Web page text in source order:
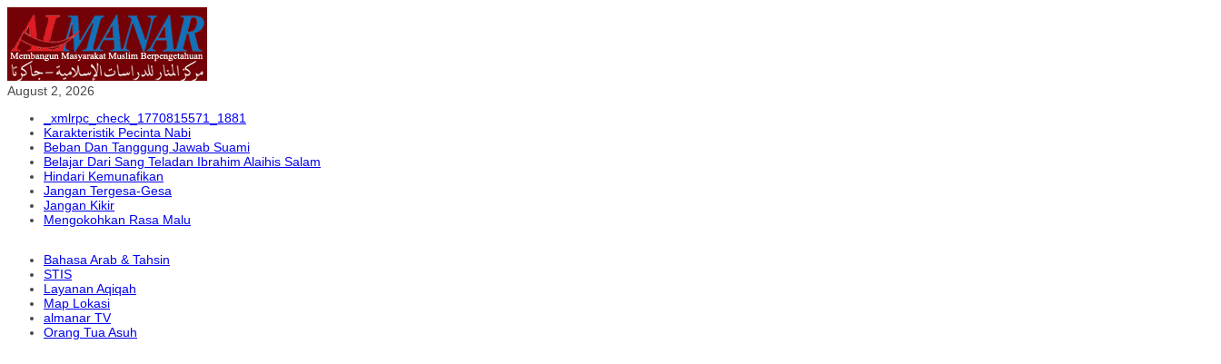
August 2, 2026
_xmlrpc_check_1770815571_1881
Karakteristik Pecinta Nabi
Beban Dan Tanggung Jawab Suami
Belajar Dari Sang Teladan Ibrahim Alaihis Salam
Hindari Kemunafikan
Jangan Tergesa-Gesa
Jangan Kikir
Mengokohkan Rasa Malu
Bahasa Arab & Tahsin
STIS
Layanan Aqiqah
Map Lokasi
almanar TV
Orang Tua Asuh